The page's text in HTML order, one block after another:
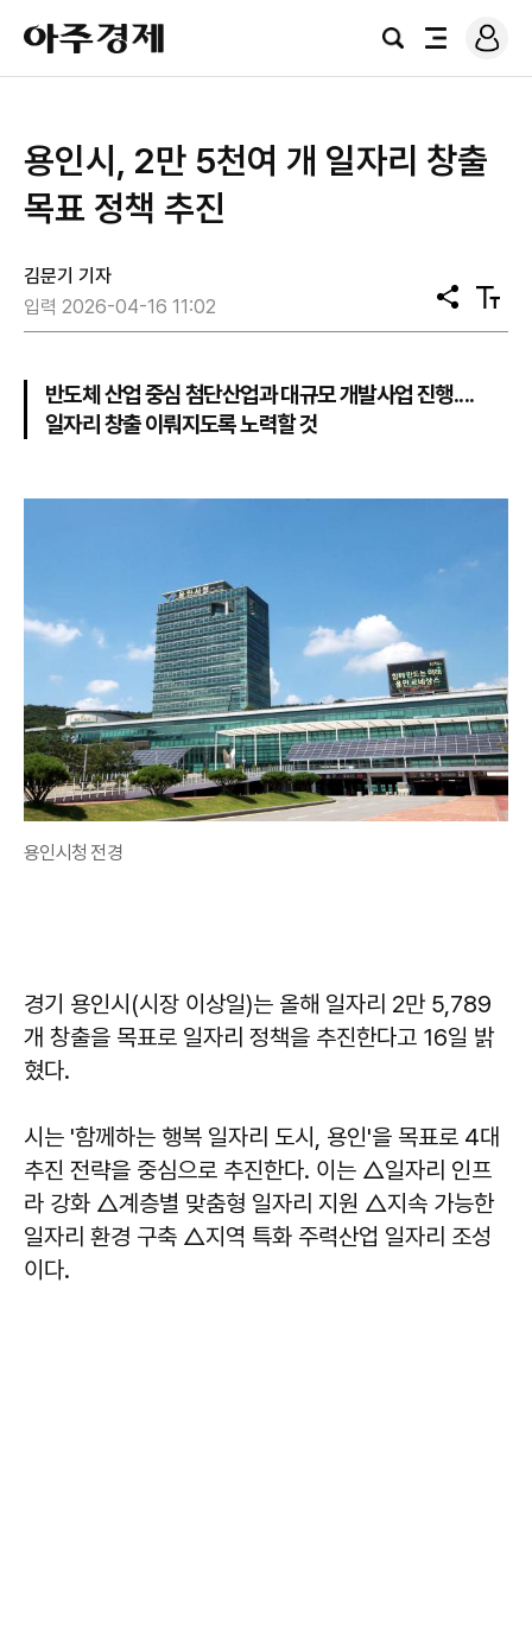
아
주
경
검
전
로
그
용인시, 2만 5천여 개 일자리 창출
목표 정책 추진
김문기 기자
입력 2026-04-16 11:02
공
유
텍
스
반도체 산업 중심 첨단산업과 대규모 개발사업 진행....
일자리 창출 이뤄지도록 노력할 것
용인시청 전경
경기 용인시(시장 이상일)는 올해 일자리 2만 5,789
개 창출을 목표로 일자리 정책을 추진한다고 16일 밝
혔다.
시는 '함께하는 행복 일자리 도시, 용인'을 목표로 4대
추진 전략을 중심으로 추진한다. 이는 △일자리 인프
라 강화 △계층별 맞춤형 일자리 지원 △지속 가능한
일자리 환경 구축 △지역 특화 주력산업 일자리 조성
이다.